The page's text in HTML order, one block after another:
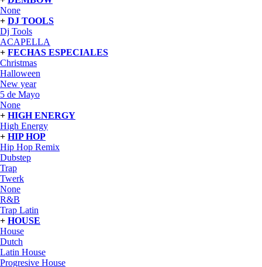
None
+ DJ TOOLS
Dj Tools
ACAPELLA
+ FECHAS ESPECIALES
Christmas
Halloween
New year
5 de Mayo
None
+ HIGH ENERGY
High Energy
+ HIP HOP
Hip Hop Remix
Dubstep
Trap
Twerk
None
R&B
Trap Latin
+ HOUSE
House
Dutch
Latin House
Progresive House